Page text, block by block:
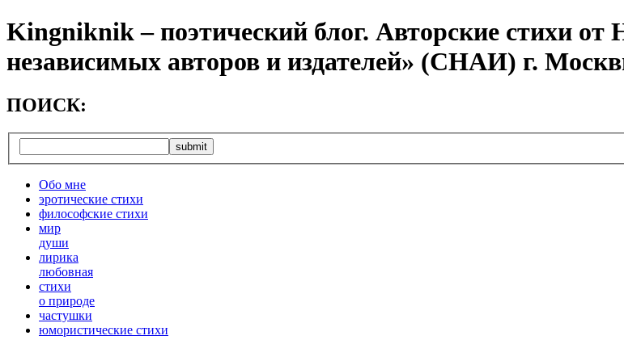
Kingniknik – поэтический блог. Авторские стихи
независимых авторов и издателей» (СНАИ) г.
ПОИСК:
Обо мне
эротические стихи
философские стихи
мир
души
лирика
любовная
cтихи
о природе
частушки
юмористические стихи